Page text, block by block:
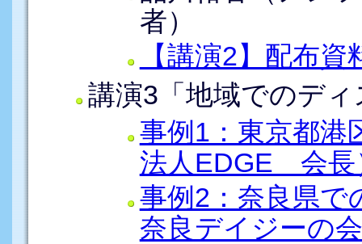
者）
【講演2】配布資
講演3「地域でのデ
事例1：東京都
法人EDGE 会長
事例2：奈良県
奈良デイジーの